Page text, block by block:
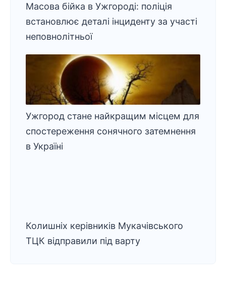
Масова бійка в Ужгороді: поліція
встановлює деталі інциденту за участі
неповнолітньої
Ужгород стане найкращим місцем для
спостереження сонячного затемнення
в Україні
Колишніх керівників Мукачівського
ТЦК відправили під варту